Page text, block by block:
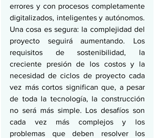
errores y con procesos completamente
digitalizados, inteligentes y autónomos.
Una cosa es segura: la complejidad del
proyecto seguirá aumentando. Los
requisitos de sostenibilidad, la
creciente presión de los costos y la
necesidad de ciclos de proyecto cada
vez más cortos significan que, a pesar
de toda la tecnología, la construcción
no será más simple. Los desafíos son
cada vez más complejos y los
problemas que deben resolver los